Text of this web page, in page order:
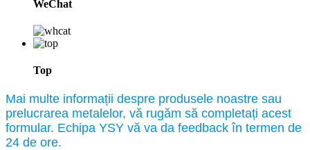
WeChat
Top
Mai multe informații despre produsele noastre sau
prelucrarea metalelor, vă rugăm să completați acest
formular. Echipa YSY vă va da feedback în termen de
24 de ore.